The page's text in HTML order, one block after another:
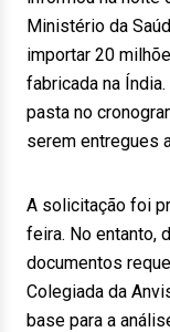
Ministério da
importar 20
fabricada na
pasta no
serem entregues
A solicitação foi
feira. No entanto,
documentos
Colegiada da
base para a